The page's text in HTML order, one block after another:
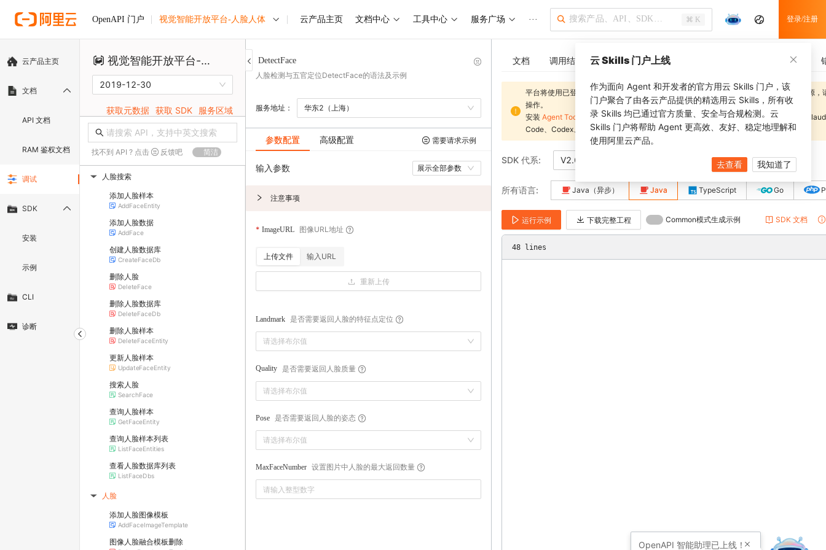
OpenAPI 门户 视觉智能开放平台-人脸人体 云产品主页 文档中心 工具中心 服务广场 ··· ⌘ K 登录/注册
云产品主页
文档
API 文档
RAM 鉴权文档
调试
SDK
安装
示例
CLI
诊断
视觉智能开放平台-人脸人体
2019-12-30
获取元数据 获取 SDK 服务区域
找不到 API ? 点击 反馈吧 简洁
▶ 人脸搜索
添加人脸样本
AddFaceEntity
添加人脸数据
AddFace
创建人脸数据库
CreateFaceDb
删除人脸
DeleteFace
删除人脸数据库
DeleteFaceDb
删除人脸样本
DeleteFaceEntity
更新人脸样本
UpdateFaceEntity
搜索人脸
SearchFace
查询人脸样本
GetFaceEntity
查询人脸样本列表
ListFaceEntities
查看人脸数据库列表
ListFaceDbs
▶ 人脸
添加人脸图像模板
AddFaceImageTemplate
图像人脸融合模板删除
DetectFace
人脸检测与五官定位DetectFace的语法及示例
服务地址： 华东2（上海）
参数配置 高级配置 需要请求示例
输入参数 展示全部参数
注意事项
ImageURL 图像URL地址
上传文件 输入URL
重新上传
Landmark 是否需要返回人脸的特征点定位
请选择布尔值
Quality 是否需要返回人脸质量
请选择布尔值
Pose 是否需要返回人脸的姿态
请选择布尔值
MaxFaceNumber 设置图片中人脸的最大返回数量
文档 调用结果 SDK 示例 CLI 示例 调用历史
平台将使用已登录用户的临时AccessKey进行操作，运行示例会影响当前账号的线上资源，
操作。
安装 Agent Toolkit ，通过alibabacloud-agent-toolkit-install技能一键配置，即可在
Code、Codex、QoderWork 等工具中获得相同的代码生成能力。
SDK 代系 V2.0 查看代系区别
所有语言 Java（异步） Java TypeScript Go
运行示例 下载完整工程 Common模式生成示例 SDK 文档
48 lines
云 Skills 门户上线
作为面向 Agent 和开发者的官方用云 Skills 门户，该
门户聚合了由各云产品提供的精选用云 Skills，所有收
录 Skills 均已通过官方质量、安全与合规检测。云
Skills 门户将帮助 Agent 更高效、友好、稳定地理解和
使用阿里云产品。
去查看 我知道了
OpenAPI 智能助理已上线！